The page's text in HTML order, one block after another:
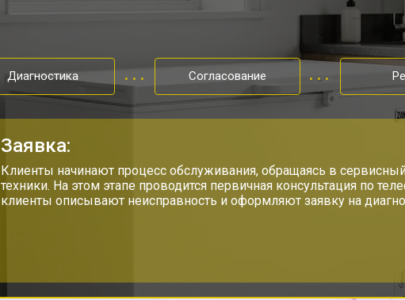
от 60 мин
Диагностика Согласование
Заявка:
Клиенты начинают процесс обслуживания, обращаясь в
техники. На этом этапе проводится первичная консультация по
клиенты описывают неисправность и оформляют заявку на